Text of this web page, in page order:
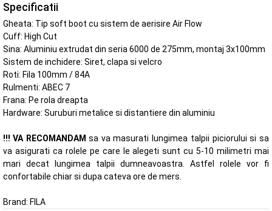
Specificatii
Gheata: Tip soft boot cu sistem de aerisire Air Flow
Cuff: High Cut
Sina: Aluminiu extrudat din seria 6000 de 275mm, montaj 3x100mm
Sistem de inchidere: Siret, clapa si velcro
Roti: Fila 100mm / 84A
Rulmenti: ABEC 7
Frana: Pe rola dreapta
Hardware: Suruburi metalice si distantiere din aluminiu
!!! VA RECOMANDAM sa va masurati lungimea talpii piciorului si sa
va asigurati ca rolele pe care le alegeti sunt cu 5-10 milimetri mai
mari decat lungimea talpii dumneavoastra. Astfel rolele vor fi
confortabile chiar si dupa cateva ore de mers.
Brand: FILA